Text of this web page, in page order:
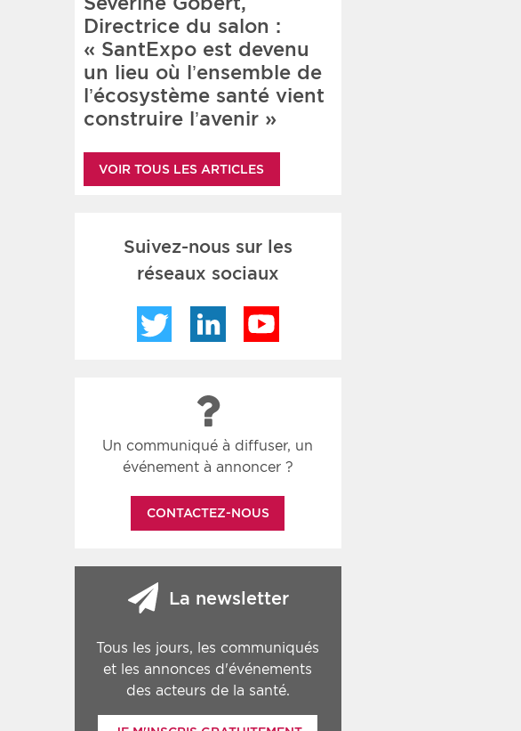
Directrice du salon :
« SantExpo est devenu
un lieu où l’ensemble de
l’écosystème santé vient
construire l’avenir »
VOIR TOUS LES ARTICLES
Suivez-nous sur les
réseaux sociaux
Twitter LinkedIn
Un communiqué à diffuser, un
événement à annoncer ?
CONTACTEZ-NOUS
La newsletter
Tous les jours, les communiqués
et les annonces d'événements
des acteurs de la santé.